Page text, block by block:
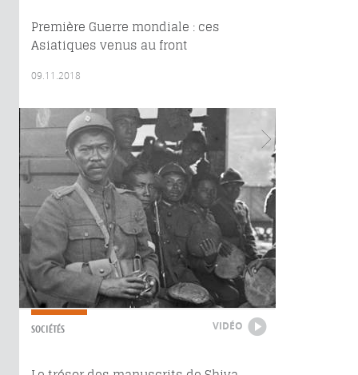
Première Guerre mondiale : ces
Asiatiques venus au front
09.11.2018
SOCIÉTÉS VIDÉO